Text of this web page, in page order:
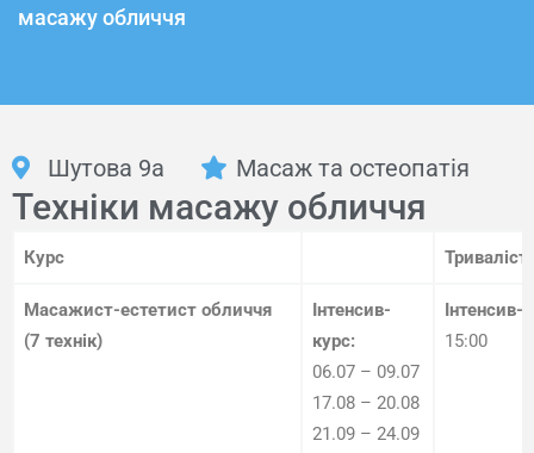
масажу обличчя
Шутова 9а Масаж та остеопатія
Техніки масажу обличчя
Курс
Масажист-естетист обличчя
(7 технік)
Інтенсив-
курс:
06.07 – 09.07
17.08 – 20.08
21.09 – 24.09
Інтенсив-
15:00